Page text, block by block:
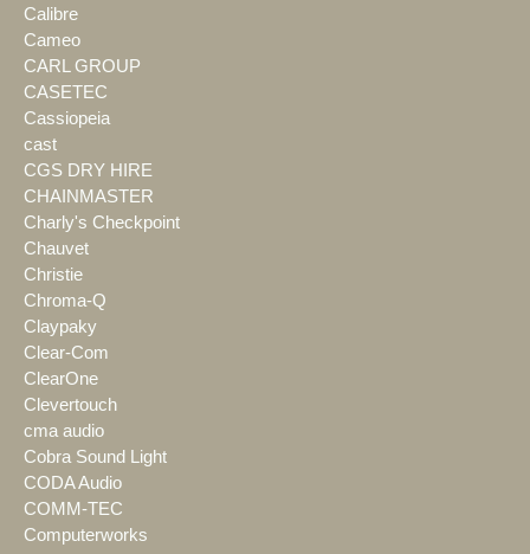
Calibre
Cameo
CARL GROUP
CASETEC
Cassiopeia
cast
CGS DRY HIRE
CHAINMASTER
Charly's Checkpoint
Chauvet
Christie
Chroma-Q
Claypaky
Clear-Com
ClearOne
Clevertouch
cma audio
Cobra Sound Light
CODA Audio
COMM-TEC
Computerworks